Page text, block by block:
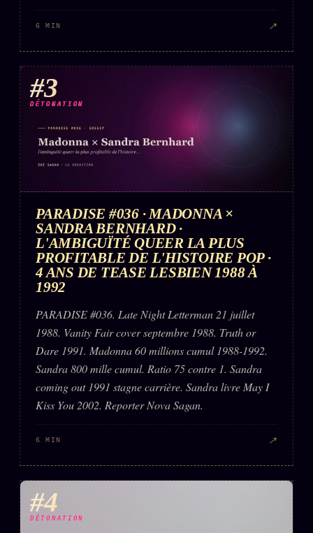
6 MIN ↗
#3
DÉTONATION
PARADISE #036 · MADONNA ×
SANDRA BERNHARD ·
L'AMBIGUÏTÉ QUEER LA PLUS
PROFITABLE DE L'HISTOIRE POP ·
4 ANS DE TEASE LESBIEN 1988 À
1992
PARADISE #036. Late Night Letterman 21 juillet
1988. Vanity Fair cover septembre 1988. Truth or
Dare 1991. Madonna 60 millions cumul 1988-1992.
Sandra 800 mille cumul. Ratio 75 contre 1. Sandra
coming out 1991 stagne carrière. Sandra livre May I
Kiss You 2002. Reporter Nova Sagan.
6 MIN ↗
#4
DÉTONATION